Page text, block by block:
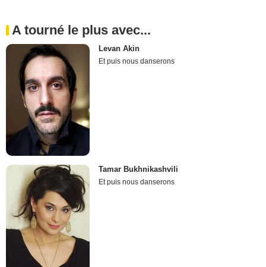
A tourné le plus avec...
Levan Akin
Et puis nous danserons
Tamar Bukhnikashvili
Et puis nous danserons